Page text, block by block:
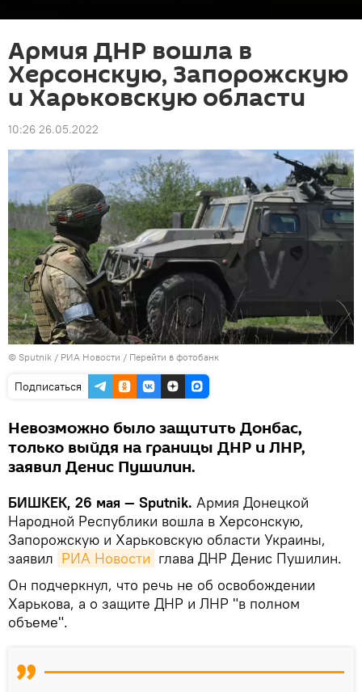
Армия ДНР вошла в
Херсонскую, Запорожскую
и Харьковскую области
10:26 26.05.2022
© Sputnik / РИА Новости / Перейти в фотобанк
Подписаться
Невозможно было защитить Донбас,
только выйдя на границы ДНР и ЛНР,
заявил Денис Пушилин.
БИШКЕК, 26 мая — Sputnik. Армия Донецкой
Народной Республики вошла в Херсонскую,
Запорожскую и Харьковскую области Украины,
заявил РИА Новости глава ДНР Денис Пушилин.
Он подчеркнул, что речь не об освобождении
Харькова, а о защите ДНР и ЛНР "в полном
объеме".